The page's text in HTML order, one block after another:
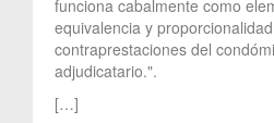
funciona cabalmente como
equivalencia y
contraprestaciones del
adjudicatario.".
[…]